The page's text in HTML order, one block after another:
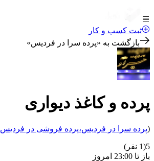
ثبت کسب و کار
بازگشت به «پرده سرا در فردیس»
پرده و کاغذ دیواری
(پرده سرا در فردیس،پرده فروشی در فردیس
5
(
1 نفر)
باز تا 23:00 امروز